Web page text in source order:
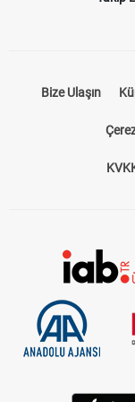
Bize Ulaşın